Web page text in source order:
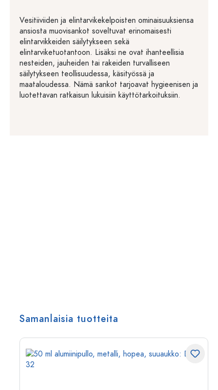
Vesitiiviiden ja elintarvikekelpoisten ominaisuuksiensa
ansiosta muovisankot soveltuvat erinomaisesti
elintarvikkeiden säilytykseen sekä
elintarviketuotantoon. Lisäksi ne ovat ihanteellisia
nesteiden, jauheiden tai rakeiden turvalliseen
säilytykseen teollisuudessa, käsityössä ja
maataloudessa. Nämä sankot tarjoavat hygieenisen ja
luotettavan ratkaisun lukuisiin käyttötarkoituksiin.
Samanlaisia tuotteita